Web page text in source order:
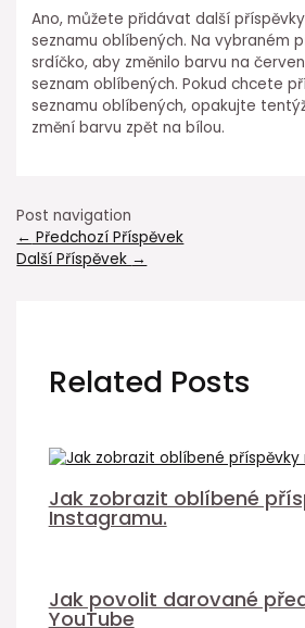
Ano, můžete přidávat další
seznamu oblíbených. Na vybraném
srdíčko, aby změnilo barvu na
seznam oblíbených. Pokud chcete
seznamu oblíbených, opakujte
změní barvu zpět na bílou.
Post navigation
← Předchozí Příspěvek
Další Příspěvek →
Related Posts
Jak zobrazit oblíbené
Instagramu.
Jak povolit darované
YouTube